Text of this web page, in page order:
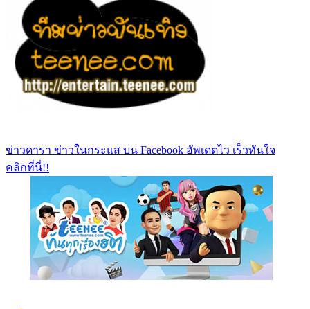
ข่าวดารา ข่าวในกระแส บน Facebook อัพเดตไว เร็วทันใจ
คลิกที่นี่!!